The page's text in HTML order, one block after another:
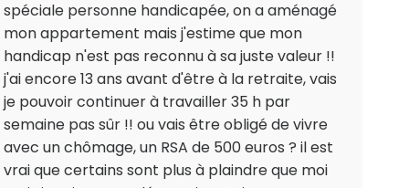
spéciale personne handicapée, on a aménagé
mon appartement mais j'estime que mon
handicap n'est pas reconnu à sa juste valeur !!
j'ai encore 13 ans avant d'être à la retraite, vais
je pouvoir continuer à travailler 35 h par
semaine pas sûr !! ou vais être obligé de vivre
avec un chômage, un RSA de 500 euros ? il est
vrai que certains sont plus à plaindre que moi